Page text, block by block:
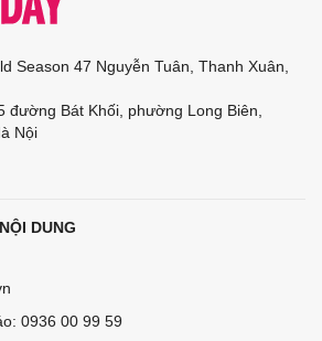
Season 47 Nguyễn Tuân, Thanh Xuân,
đường Bát Khối, phường Long Biên,
Nội
DUNG
0936 00 99 59